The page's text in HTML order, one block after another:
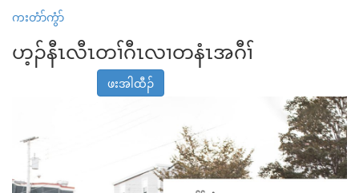
ကးတံာ်ကွံာ်
ဟ့ၣ်နီၤလီၤတၢ်ဂီၤလၢတနံၤအဂီၢ်
ဖးအါထီၣ်